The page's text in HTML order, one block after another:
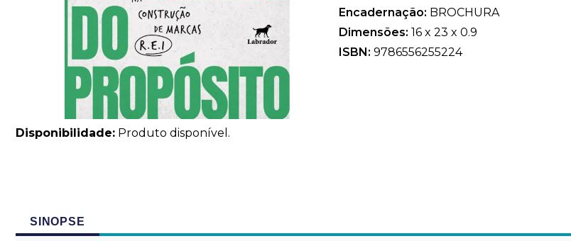
Disponibilidade: Produto disponível.
Encadernação: BROCHURA
Dimensões: 16 x 23 x 0.9
ISBN: 9786556255224
SINOPSE